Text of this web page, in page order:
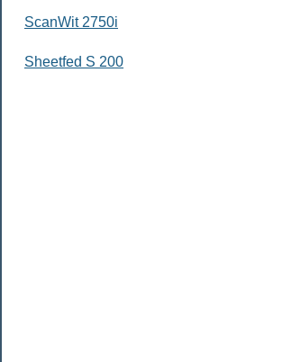
ScanWit 2750i
Sheetfed S 200